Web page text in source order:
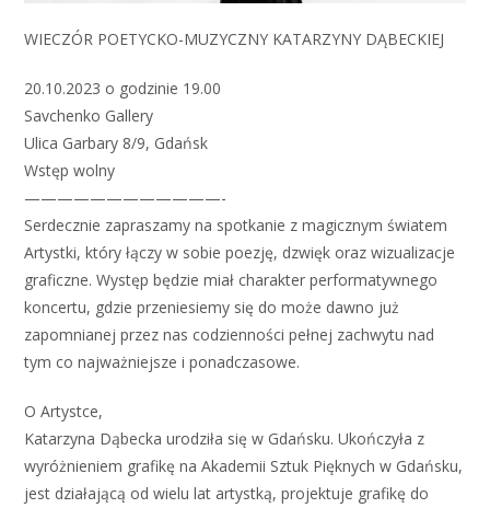
WIECZÓR POETYCKO-MUZYCZNY KATARZYNY DĄBECKIEJ
20.10.2023 o godzinie 19.00
Savchenko Gallery
Ulica Garbary 8/9, Gdańsk
Wstęp wolny
————————————-
Serdecznie zapraszamy na spotkanie z magicznym światem
Artystki, który łączy w sobie poezję, dzwięk oraz wizualizacje
graficzne. Występ będzie miał charakter performatywnego
koncertu, gdzie przeniesiemy się do może dawno już
zapomnianej przez nas codzienności pełnej zachwytu nad
tym co najważniejsze i ponadczasowe.
O Artystce,
Katarzyna Dąbecka urodziła się w Gdańsku. Ukończyła z
wyróżnieniem grafikę na Akademii Sztuk Pięknych w Gdańsku,
jest działającą od wielu lat artystką, projektuje grafikę do